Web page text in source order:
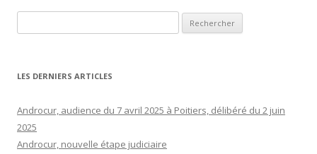
LES DERNIERS ARTICLES
Androcur, audience du 7 avril 2025 à Poitiers, délibéré du 2 juin
2025
Androcur, nouvelle étape judiciaire